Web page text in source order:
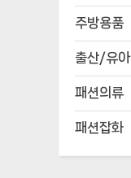
주방용품
출산/유아
패션의류
패션잡화